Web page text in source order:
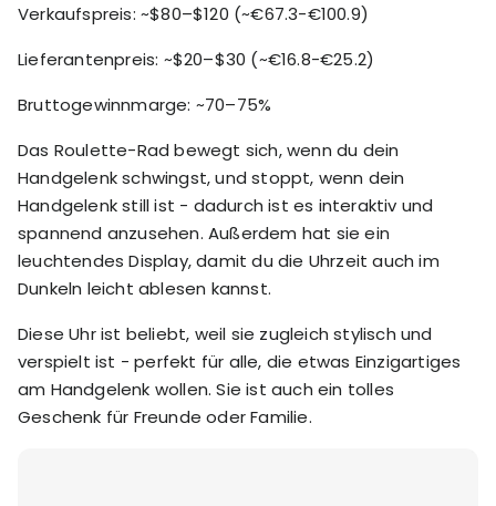
Verkaufspreis: ~$80–$120 (~€67.3-€100.9)
Lieferantenpreis: ~$20–$30 (~€16.8-€25.2)
Bruttogewinnmarge: ~70–75%
Das Roulette-Rad bewegt sich, wenn du dein
Handgelenk schwingst, und stoppt, wenn dein
Handgelenk still ist - dadurch ist es interaktiv und
spannend anzusehen. Außerdem hat sie ein
leuchtendes Display, damit du die Uhrzeit auch im
Dunkeln leicht ablesen kannst.
Diese Uhr ist beliebt, weil sie zugleich stylisch und
verspielt ist - perfekt für alle, die etwas Einzigartiges
am Handgelenk wollen. Sie ist auch ein tolles
Geschenk für Freunde oder Familie.